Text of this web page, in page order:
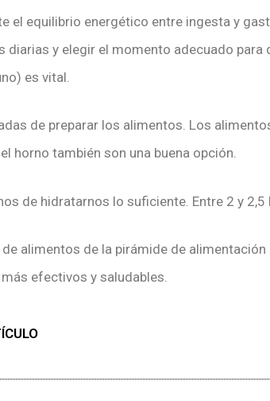
el equilibrio energético entre ingesta y
diarias y elegir el momento adecuado
es vital.
de preparar los alimentos. Los
horno también son una buena opción.
de hidratarnos lo suficiente. Entre 2 y 2,5
alimentos de la pirámide de
efectivos y saludables.